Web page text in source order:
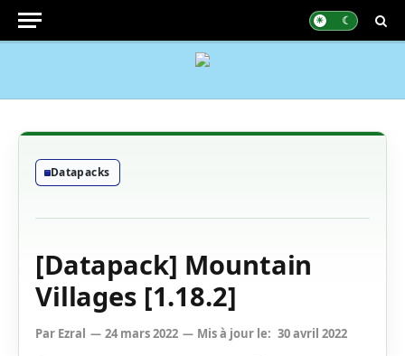
Datapacks
[Datapack] Mountain
Villages [1.18.2]
Par Ezral 24 mars 2022 Mis à jour le: 30 avril 2022